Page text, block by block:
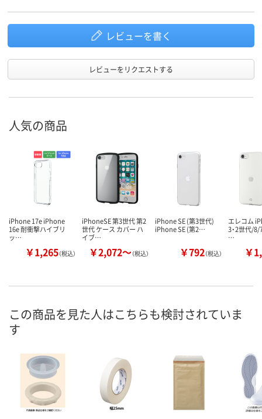
レビューを書く
レビューをリクエストする
人気の商品
iPhone 17e iPhone
16e 耐衝撃ハイブリ
ッ…
￥1,265（税込）
iPhoneSE 第3世代 第2
世代 ケース カバー ハ
イブ…
￥2,072～（税込）
iPhone SE (第3世代)
iPhone SE (第2…
￥792（税込）
エレコム
3・2世代/
…
￥
この商品を見た人はこちらも検討されていま
す